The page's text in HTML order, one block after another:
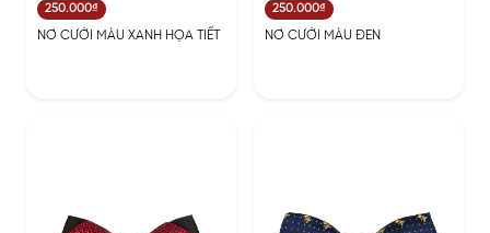
250.000₫
NƠ CƯỚI MÀU XANH HỌA TIẾT
250.000₫
NƠ CƯỚI MÀU ĐEN